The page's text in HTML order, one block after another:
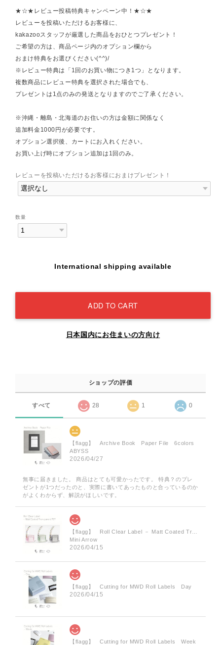
★☆★レビュー投稿特典キャンペーン中！★☆★
レビューを投稿いただけるお客様に、
kakazooスタッフが厳選した商品をおひとつプレゼント！
ご希望の方は、商品ページ内のオプション欄から
おまけ特典をお選びください(^^)/
※レビュー特典は「1回のお買い物につき1つ」となります。
複数商品にレビュー特典を選択された場合でも、
プレゼントは1点のみの発送となりますのでご了承ください。
※沖縄・離島・北海道のお住いの方は金額に関係なく
追加料金1000円が必要です。
オプション選択後、カートにお入れください。
お買い上げ時にオプション追加は1回のみ。
レビューを投稿いただけるお客様におまけプレゼント！
数量
International shipping available
ADD TO CART
日本国内にお住まいの方向け
ショップの評価
すべて 28 1 0
【flagg】 Archive Book Paper File 6colors
ABYSS
2026/04/27
無事に届きました。 商品はとても可愛かったです。 特典？のプレ
ゼントが1つだったのと、実際に書いてあったものと合っているのか
がよくわからず、解説がほしいです。
Mini Arrow
2026/04/15
【flagg】 Cutting for MWD Roll Labels Day
2026/04/15
【flagg】 Cutting for MWD Roll Labels Week